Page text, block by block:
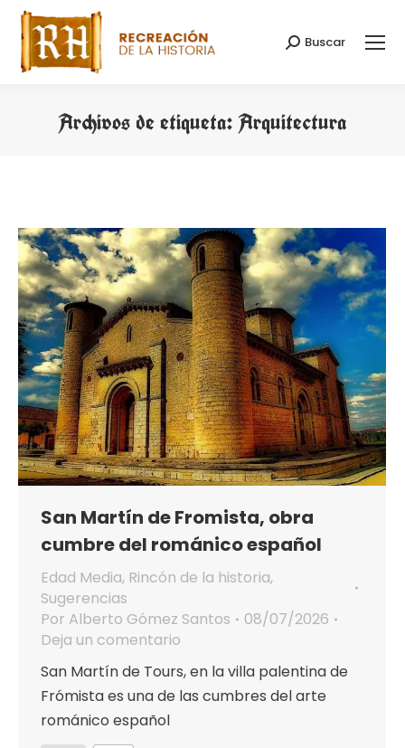
Buscar:
Buscar
Archivos de etiqueta:Arquitectura
San Martín de Fromista, obra
cumbre del románico español
Edad Media, Rincón de la historia,
Sugerencias
Por Alberto Gómez Santos
08/07/2026
Deja un comentario
San Martín de Tours, en la villa palentina de
Frómista es una de las cumbres del arte
románico español